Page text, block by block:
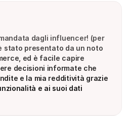
dagli influencer! (per
stato presentato da un noto
ed è facile capire
decisioni informate che
e la mia redditività grazie
e ai suoi dati